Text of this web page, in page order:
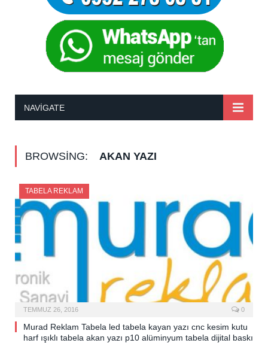
NAVIGATE
BROWSING: AKAN YAZI
TABELA REKLAM
TEMMUZ 26, 2016 0
Murad Reklam Tabela led tabela kayan yazı cnc kesim kutu
harf ışıklı tabela akan yazı p10 alüminyum tabela dijital baskı